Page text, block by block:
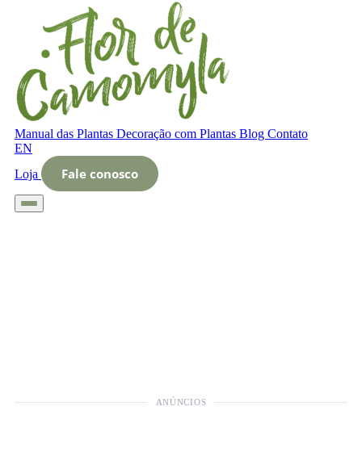
Manual das Plantas Decoração com Plantas Blog Contato
EN
Loja
Fale conosco
ANÚNCIOS